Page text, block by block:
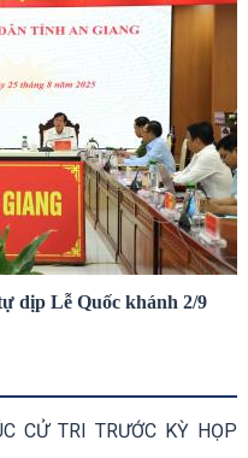
dịp Lễ Quốc khánh 2/9
CỬ TRI TRƯỚC KỲ HỌP